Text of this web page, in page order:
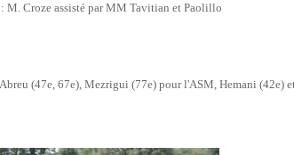
M. Croze assisté par MM Tavitian et Paolillo
(47e, 67e), Mezrigui (77e) pour l'ASM, Hemani (42e)